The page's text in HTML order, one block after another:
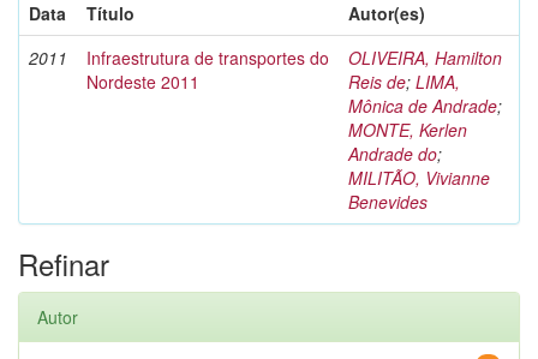
Data
Título
Autor(es)
2011
Infraestrutura de transportes do
Nordeste 2011
OLIVEIRA, Hamilton
Reis de; LIMA,
Mônica de Andrade;
MONTE, Kerlen
Andrade do;
MILITÃO, Vivianne
Benevides
Refinar
Autor